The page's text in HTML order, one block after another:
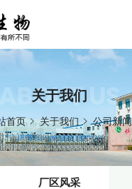
关于我们
ABOUT US
首页 关于我们 公司新闻
厂区风采